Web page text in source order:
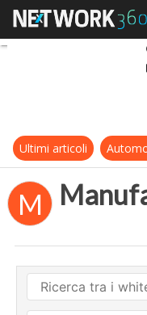
Ultimi articoli
M